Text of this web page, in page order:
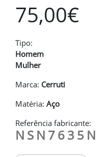
75,00€
Tipo:
Homem
Mulher
Marca: Cerruti
Matéria: Aço
Referência fabricante:
NSN7635N